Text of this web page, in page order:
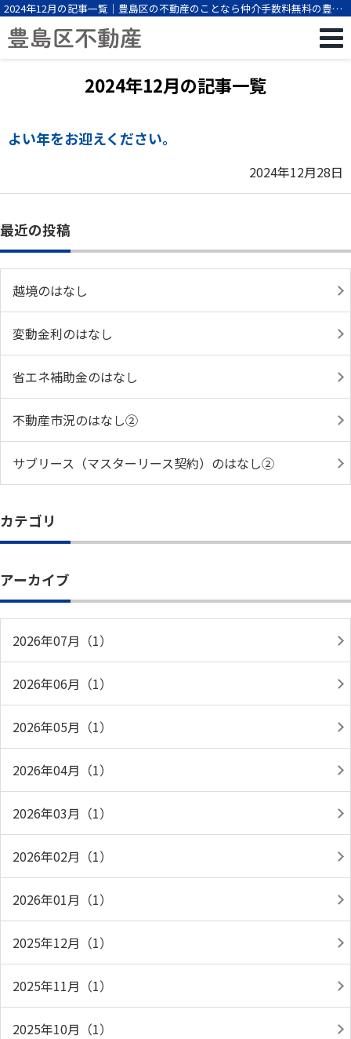
2024年12月の記事一覧｜豊島区の不動産のことなら仲介手数料無料の豊島
区不動産
2024年12月の記事一覧
よい年をお迎えください。
2024年12月28日
最近の投稿
越境のはなし
変動金利のはなし
省エネ補助金のはなし
不動産市況のはなし②
サブリース（マスターリース契約）のはなし②
カテゴリ
アーカイブ
2026年07月（1）
2026年06月（1）
2026年05月（1）
2026年04月（1）
2026年03月（1）
2026年02月（1）
2026年01月（1）
2025年12月（1）
2025年11月（1）
2025年10月（1）